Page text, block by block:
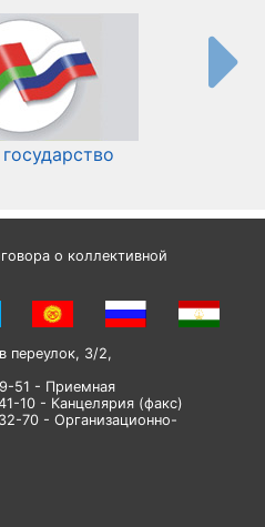
о коллективной
переулок, 3/2,
51 - Приемная
10 - Канцелярия (факс)
Организационно-